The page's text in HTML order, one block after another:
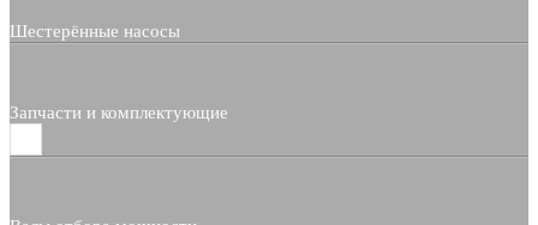
Шестерённые насосы
Запчасти и комплектующие